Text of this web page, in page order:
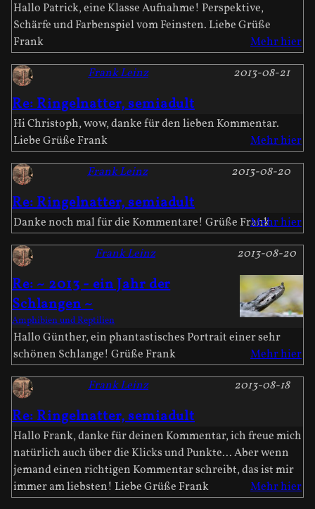
Hallo Patrick, eine Klasse Aufnahme! Perspektive,
Schärfe und Farbenspiel vom Feinsten. Liebe Grüße
Frank
Mehr hier
Re: Ringelnatter, semiadult
2013-08-21
Frank Leinz
Hi Christoph, wow, danke für den lieben Kommentar.
Liebe Grüße Frank
Mehr hier
Re: Ringelnatter, semiadult
2013-08-20
Frank Leinz
Danke noch mal für die Kommentare! Grüße FrankMehr hier
Re: ~ 2013 - ein Jahr der
Schlangen ~
2013-08-20
Frank Leinz
Amphibien und Reptilien
Hallo Günther, ein phantastisches Portrait einer sehr
schönen Schlange! Grüße Frank
Mehr hier
Re: Ringelnatter, semiadult
2013-08-18
Frank Leinz
Hallo Frank, danke für deinen Kommentar, ich freue mich
natürlich auch über die Klicks und Punkte... Aber wenn
jemand einen richtigen Kommentar schreibt, das ist mir
immer am liebsten! Liebe Grüße Frank
Mehr hier